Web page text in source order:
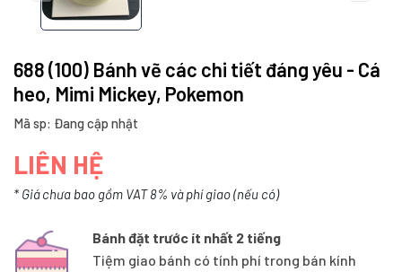
688 (100) Bánh vẽ các chi tiết đáng yêu - Cá
heo, Mimi Mickey, Pokemon
Mã sp: Đang cập nhật
LIÊN HỆ
* Giá chưa bao gồm VAT 8% và phí giao (nếu có)
Bánh đặt trước ít nhất 2 tiếng
Tiệm giao bánh có tính phí trong bán kính